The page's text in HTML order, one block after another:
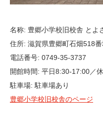
名称: 豊郷小学校旧校舎 とよ
住所: 滋賀県豊郷町石畑518
電話番号: 0749-35-3737
開館時間: 平日8:30-17:00／
駐車場: 駐車場あり
豊郷小学校旧校舎のページ